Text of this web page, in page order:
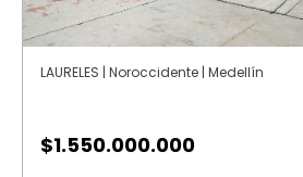
LAURELES | Noroccidente | Medellín
$1.550.000.000